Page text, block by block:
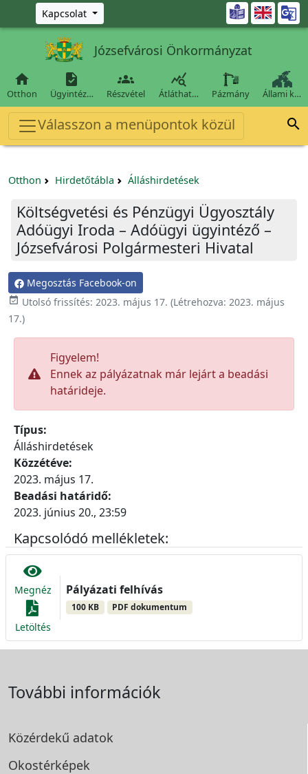
Ugrás a fő tartalomra
Kapcsolat 
Józsefvárosi Önkormányzat

Otthon

Ügyintéz…

Részvétel

Átláthat… Pázmány Állami k…
Válasszon a menüpontok közül 
Otthon Hirdetőtábla Álláshirdetések
Költségvetési és Pénzügyi Ügyosztály
Adóügyi Iroda – Adóügyi ügyintéző –
Józsefvárosi Polgármesteri Hivatal
Megosztás Facebook-on
 Utolsó frissítés: 2023. május 17. (Létrehozva: 2023. május
17.)
Figyelem!
Ennek az pályázatnak már lejárt a beadási
határideje.
Típus:
Álláshirdetések
Közzétéve:
2023. május 17.
Beadási határidő:
2023. június 20., 23:59
Kapcsolódó mellékletek:
Megnéz
Letöltés
Pályázati felhívás
100 KB PDF dokumentum
További információk
Közérdekű adatok
Okostérképek